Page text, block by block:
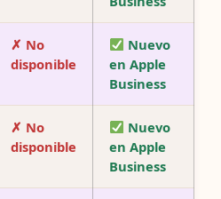
✗ No
disponible
Nuevo
en Apple
Business
✗ No
disponible
Nuevo
en Apple
Business